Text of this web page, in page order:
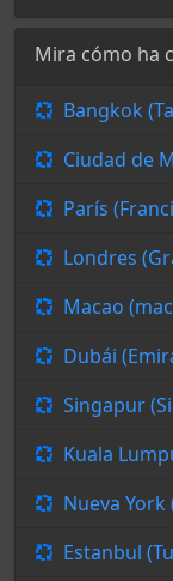
Mira cómo ha
Bangkok
Ciudad de
París
Londres
Macao
Dubái
Singapur
Kuala
Nueva
Estanbul